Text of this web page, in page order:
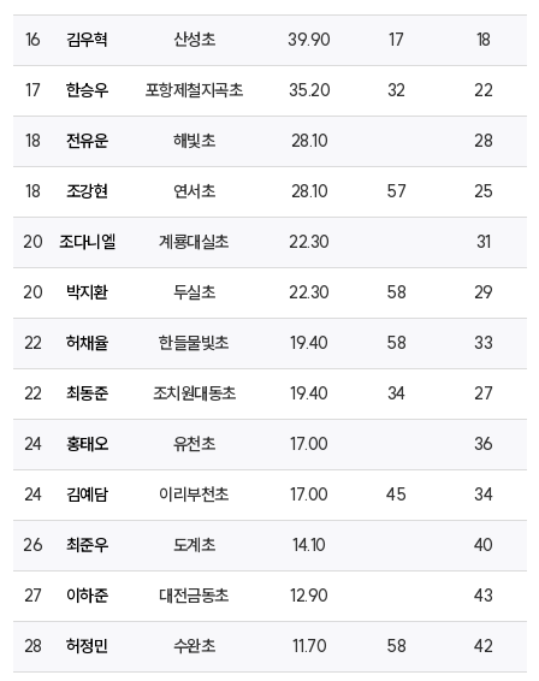
16 김우혁 산성초 39.90 17 18
17 한승우 포항제철지곡초 35.20 32 22
18 전유운 해빛초 28.10 28
18 조강현 연서초 28.10 57 25
20 조다니엘 계룡대실초 22.30 31
20 박지환 두실초 22.30 58 29
22 허채율 한들물빛초 19.40 58 33
22 최동준 조치원대동초 19.40 34 27
24 홍태오 유천초 17.00 36
24 김예담 이리부천초 17.00 45 34
26 최준우 도계초 14.10 40
27 이하준 대전금동초 12.90 43
28 허정민 수완초 11.70 58 42